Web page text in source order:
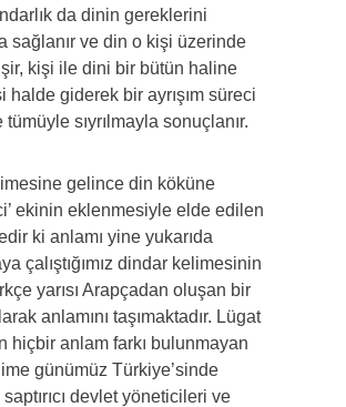
da dinin gereklerini
sağlanır ve din o kişi üzerinde
kişi ile dini bir bütün haline
halde giderek bir ayrışım süreci
tümüyle sıyrılmayla sonuçlanır.
gelince din köküne
ekinin eklenmesiyle elde edilen
ki anlamı yine yukarıda
çalıştığımız dindar kelimesinin
yarısı Arapçadan oluşan bir
anlamını taşımaktadır. Lügat
hiçbir anlam farkı bulunmayan
günümüz Türkiye’sinde
saptırıcı devlet yöneticileri ve